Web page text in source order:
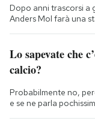
Dopo anni trascorsi a
Anders Mol farà una
Lo sapevate che
calcio?
Probabilmente no,
e se ne parla